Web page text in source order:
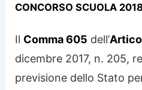
CONCORSO SCUOLA 2018
Il Comma 605 dell’
dicembre 2017, n. 205,
previsione dello Stato